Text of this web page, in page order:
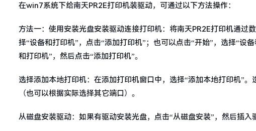
在win7系统下给南天PR2E打印机装驱动，可通过以下方法操作：
方法一：使用安装光盘安装驱动连接打印机：将南天PR2E打印机通
择“设备和打印机”，点击“添加打印机”；也可以点击“开始”，选择“
和打印机”，然后点击“添加打印机”。
选择添加本地打印机：在添加打印机窗口中，选择“添加本地打印机”
（也可以根据实际选择其它端口）。
从磁盘安装驱动：如果有驱动安装光盘，点击“从磁盘安装”，然后插入